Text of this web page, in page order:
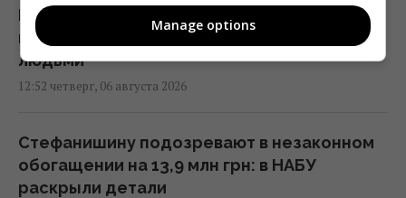
Маскируют под работу, брак и лечение:
глава Нацполиции о новых схемах торговли
людьми
12:52 четверг, 06 августа 2026
Стефанишину подозревают в незаконном
обогащении на 13,9 млн грн: в НАБУ
раскрыли детали
Manage options